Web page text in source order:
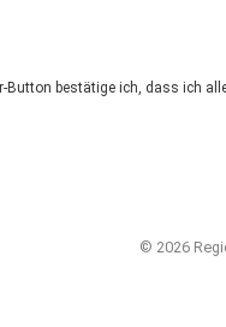
Button bestätige ich, dass ich
© 2026